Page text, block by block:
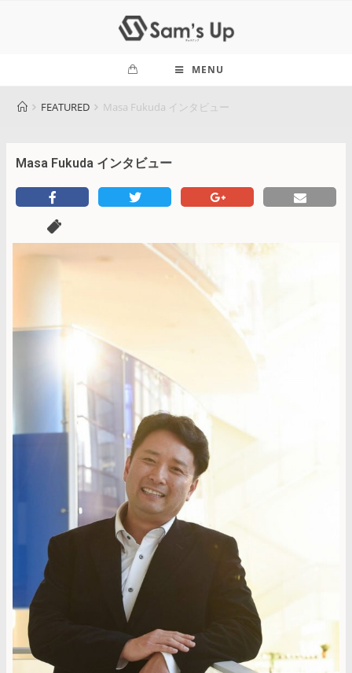
MENU
FEATURED Masa Fukuda インタビュー
Masa Fukuda インタビュー